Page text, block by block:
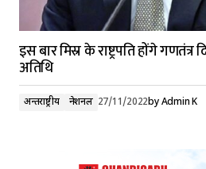
इस बार मिस्र के राष्ट्रपति होंगे
अतिथि
अन्तर्राष्ट्रीय नेशनल 27/11/2022by Admin K